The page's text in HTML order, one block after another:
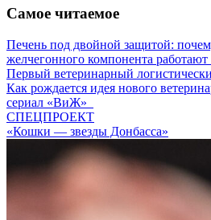
Самое читаемое
Печень под двойной защитой:
желчегонного компонента
Первый ветеринарный
Как рождается идея нового
сериал «ВиЖ»
СПЕЦПРОЕКТ
«Кошки — звезды Донбасса»